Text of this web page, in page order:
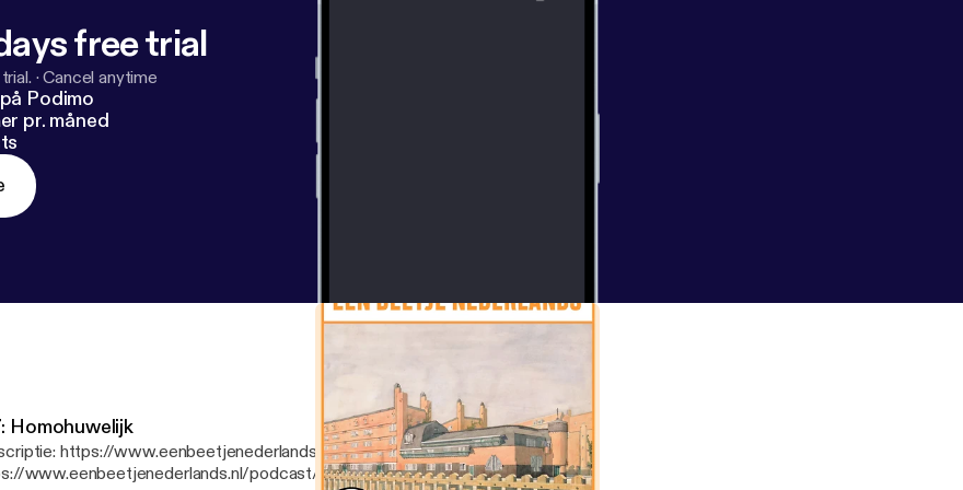
free trial
·Cancel anytime
Podimo
pr. måned
Homohuwelijk
https://www.eenbeetjenederlands.nl/podcast/homohuwelijk
www.eenbeetjenederlands.nl/podcast/homohuwelijk] Steun de podcast!